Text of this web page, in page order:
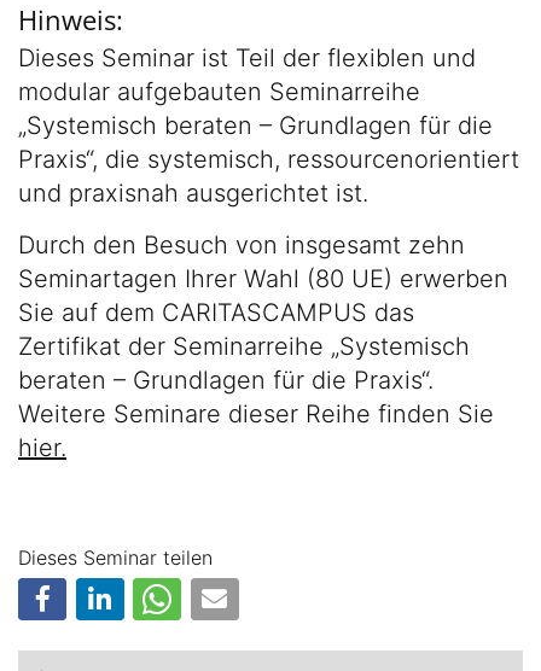
Hinweis:
Dieses Seminar ist Teil der flexiblen und
modular aufgebauten Seminarreihe
„Systemisch beraten – Grundlagen für die
Praxis“, die systemisch, ressourcenorientiert
und praxisnah ausgerichtet ist.
Durch den Besuch von insgesamt zehn
Seminartagen Ihrer Wahl (80 UE) erwerben
Sie auf dem CARITASCAMPUS das
Zertifikat der Seminarreihe „Systemisch
beraten – Grundlagen für die Praxis“.
Weitere Seminare dieser Reihe finden Sie
hier.
Dieses Seminar teilen